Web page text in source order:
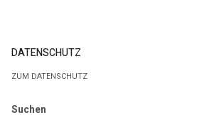
DATENSCHUTZ
ZUM DATENSCHUTZ
Suchen